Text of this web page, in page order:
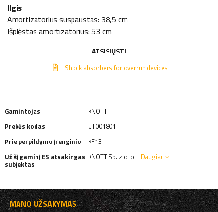
Ilgis
Amortizatorius suspaustas: 38,5 cm
Išplėstas amortizatorius: 53 cm
ATSISIŲSTI
Shock absorbers for overrun devices
Gamintojas
KNOTT
Prekės kodas
UT001801
Prie perpildymo įrenginio
KF13
Už šį gaminį ES atsakingas
subjektas
KNOTT Sp. z o. o. Daugiau
MANO UŽSAKYMAS